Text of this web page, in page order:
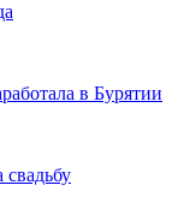
в Бурятии